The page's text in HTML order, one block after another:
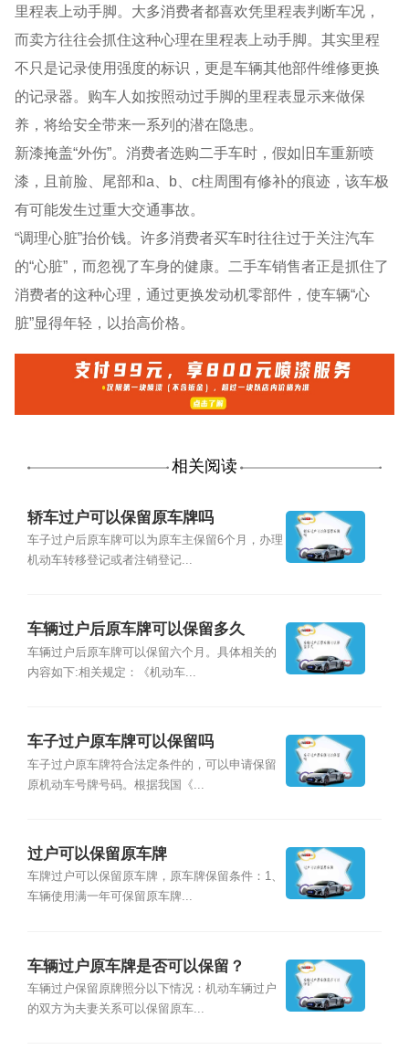
里程表上动手脚。大多消费者都喜欢凭里程表判断车况，
而卖方往往会抓住这种心理在里程表上动手脚。其实里程
不只是记录使用强度的标识，更是车辆其他部件维修更换
的记录器。购车人如按照动过手脚的里程表显示来做保
养，将给安全带来一系列的潜在隐患。
新漆掩盖“外伤”。消费者选购二手车时，假如旧车重新喷
漆，且前脸、尾部和a、b、c柱周围有修补的痕迹，该车极
有可能发生过重大交通事故。
“调理心脏”抬价钱。许多消费者买车时往往过于关注汽车
的“心脏”，而忽视了车身的健康。二手车销售者正是抓住了
消费者的这种心理，通过更换发动机零部件，使车辆“心
脏”显得年轻，以抬高价格。
相关阅读
轿车过户可以保留原车牌吗
车子过户后原车牌可以为原车主保留6个月，办理
机动车转移登记或者注销登记...
车辆过户后原车牌可以保留多久
车辆过户后原车牌可以保留六个月。具体相关的
内容如下:相关规定：《机动车...
车子过户原车牌可以保留吗
车子过户原车牌符合法定条件的，可以申请保留
原机动车号牌号码。根据我国《...
过户可以保留原车牌
车牌过户可以保留原车牌，原车牌保留条件：1、
车辆使用满一年可保留原车牌...
车辆过户原车牌是否可以保留？
车辆过户保留原牌照分以下情况：机动车辆过户
的双方为夫妻关系可以保留原车...